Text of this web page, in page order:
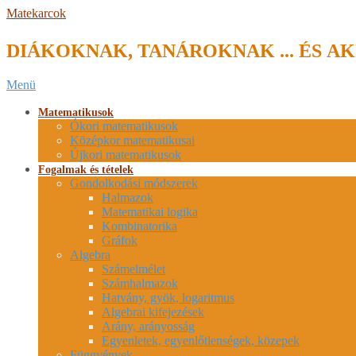
Skip
content
Matekarcok
DIÁKOKNAK, TANÁROKNAK ... ÉS
Secondary
Menu
Menü
Matematikusok
Ókori matematikusok
Középkor matematikusai
Újkori matematikusok
Fogalmak és tételek
Gondolkodási módszerek
Halmazok
Matematikai logika
Kombinatorika
Gráfok
Algebra
Számelmélet
Számhalmazok
Hatvány, gyök, logaritmus
Algebrai kifejezések
Arány, arányosság
Egyenletek, egyenlőtlenségek, közepek